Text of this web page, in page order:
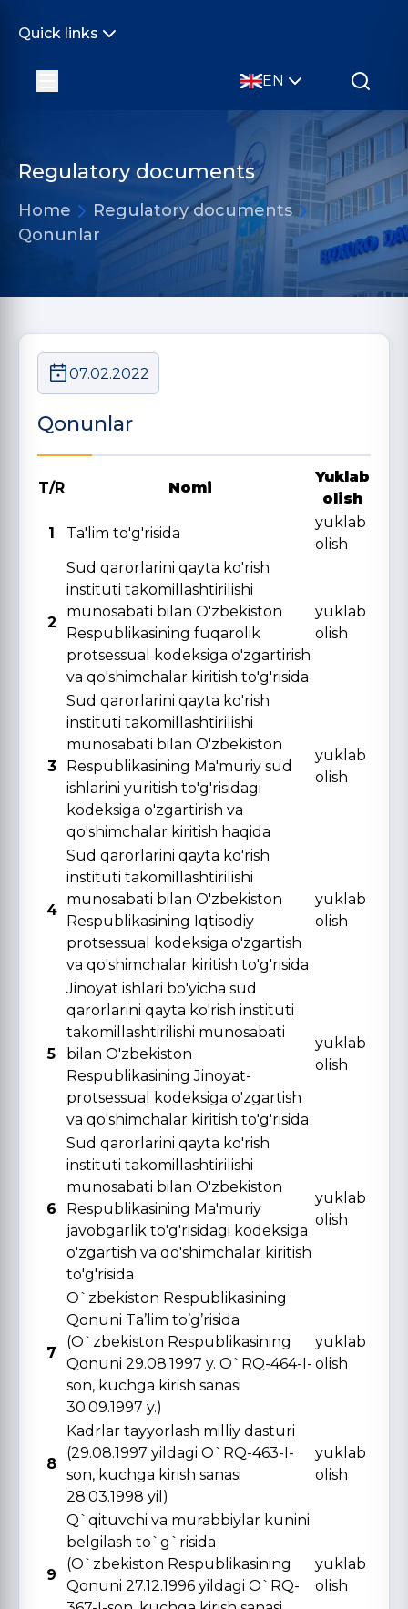
Quick links
EN
Regulatory documents
Home
Regulatory documents
Qonunlar
07.02.2022
Qonunlar
T/R Nomi
Yuklab
olish
1
Ta'lim to'g'risida
yuklab
olish
2
Sud qarorlarini qayta ko'rish
instituti takomillashtirilishi
munosabati bilan O'zbekiston
Respublikasining fuqarolik
protsessual kodeksiga o'zgartirish
va qo'shimchalar kiritish to'g'risida
yuklab
olish
3
Sud qarorlarini qayta ko'rish
instituti takomillashtirilishi
munosabati bilan O'zbekiston
Respublikasining Ma'muriy sud
ishlarini yuritish to'g'risidagi
kodeksiga o'zgartirish va
qo'shimchalar kiritish haqida
yuklab
olish
4
Sud qarorlarini qayta ko'rish
instituti takomillashtirilishi
munosabati bilan O'zbekiston
Respublikasining Iqtisodiy
protsessual kodeksiga o'zgartish
va qo'shimchalar kiritish to'g'risida
yuklab
olish
5
Jinoyat ishlari bo'yicha sud
qarorlarini qayta ko'rish instituti
takomillashtirilishi munosabati
bilan O'zbekiston
Respublikasining Jinoyat-
protsessual kodeksiga o'zgartish
va qo'shimchalar kiritish to'g'risida
yuklab
olish
6
Sud qarorlarini qayta ko'rish
instituti takomillashtirilishi
munosabati bilan O'zbekiston
Respublikasining Ma'muriy
javobgarlik to'g'risidagi kodeksiga
o'zgartish va qo'shimchalar kiritish
to'g'risida
yuklab
olish
7
O`zbekiston Respublikasining
Qonuni Ta’lim to’g’risida
(O`zbekiston Respublikasining
Qonuni 29.08.1997 y. O`RQ-464-I-
son, kuchga kirish sanasi
30.09.1997 y.)
yuklab
olish
8
Kadrlar tayyorlash milliy dasturi
(29.08.1997 yildagi O`RQ-463-I-
son, kuchga kirish sanasi
28.03.1998 yil)
yuklab
olish
9
Q`qituvchi va murabbiylar kunini
belgilash to`g`risida
(O`zbekiston Respublikasining
Qonuni 27.12.1996 yildagi O`RQ-
yuklab
olish